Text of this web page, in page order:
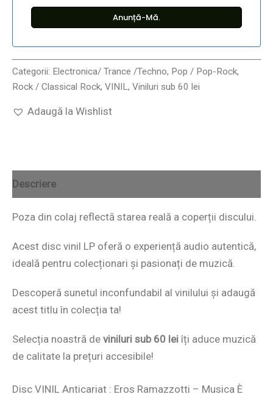
Categorii: Electronica/ Trance /Techno, Pop / Pop-Rock,
Rock / Classical Rock, VINIL, Viniluri sub 60 lei
Adaugă la Wishlist
Descriere
Poza din colaj reflectă starea reală a coperții discului.
Acest disc vinil LP oferă o experiență audio autentică,
ideală pentru colecționari și pasionați de muzică.
Descoperă sunetul inconfundabil al vinilului și adaugă
acest titlu în colecția ta!
Selecția noastră de viniluri sub 60 leiîți aduce muzică
de calitate la prețuri accesibile!
Disc VINIL Anticariat : Eros Ramazzotti – Musica È